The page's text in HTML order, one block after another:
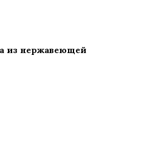
из нержавеющей